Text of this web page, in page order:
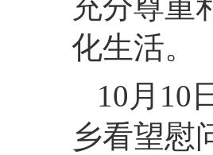
化生活。
10月10
乡看望慰